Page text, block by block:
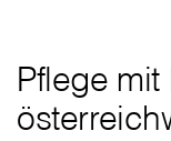
Pflege